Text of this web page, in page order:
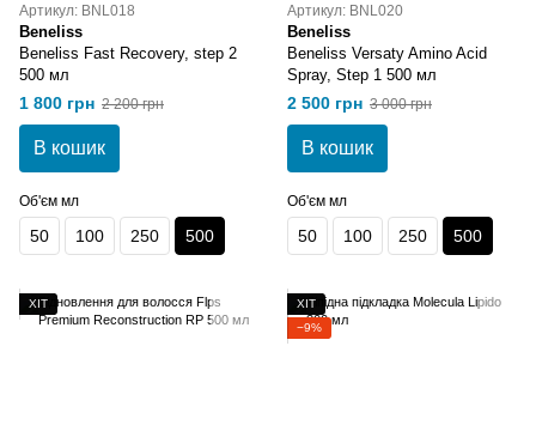
Артикул: BNL018
Beneliss
Beneliss Fast Recovery, step 2
500 мл
1 800 грн 2 200 грн
В кошик
Об'єм мл
50 100 250 500
Артикул: BNL020
Beneliss
Beneliss Versaty Amino Acid
Spray, Step 1 500 мл
2 500 грн 3 000 грн
В кошик
Об'єм мл
50 100 250 500
ХІТ
ХІТ
−9%